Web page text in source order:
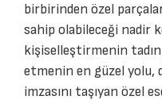
birbirinden özel
sahip olabileceği nadir
kişiselleştirmenin
etmenin en güzel yolu,
imzasını taşıyan özel